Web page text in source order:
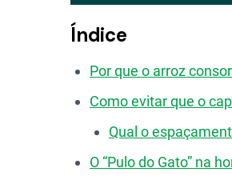
Índice
Por que o arroz
Como evitar que o
Qual o
O “Pulo do Gato” na